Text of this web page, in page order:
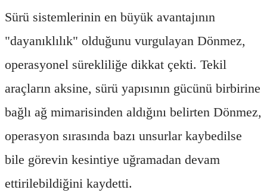
Sürü sistemlerinin en büyük avantajının
"dayanıklılık" olduğunu vurgulayan Dönmez,
operasyonel sürekliliğe dikkat çekti. Tekil
araçların aksine, sürü yapısının gücünü birbirine
bağlı ağ mimarisinden aldığını belirten Dönmez,
operasyon sırasında bazı unsurlar kaybedilse
bile görevin kesintiye uğramadan devam
ettirilebildiğini kaydetti.